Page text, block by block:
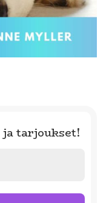
tarjoukset!